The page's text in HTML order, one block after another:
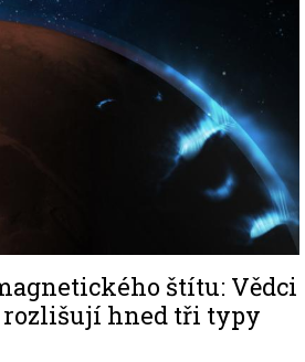
štítu: Vědci
rozlišují hned tři typy